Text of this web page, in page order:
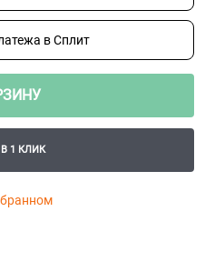
в Сплит
1 КЛИК